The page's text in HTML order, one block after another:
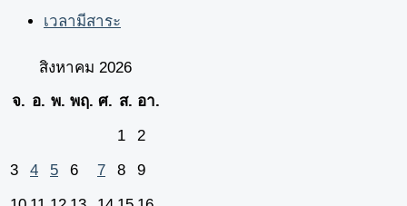
เวลามีสาระ
สิงหาคม 2026
จ. อ. พ. พฤ. ศ. ส. อา.
1
2
3
4 5 6 7 8
9